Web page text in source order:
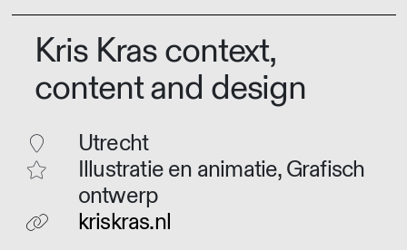
Kris Kras context,
content and design
Utrecht
Illustratie en animatie, Grafisch
ontwerp
kriskras.nl